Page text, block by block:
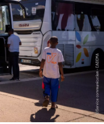
d’Outre-mer :
par le bagne,